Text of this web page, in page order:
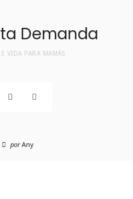
VIDA PARA MAMÁS
porAny